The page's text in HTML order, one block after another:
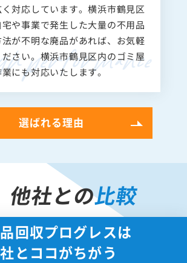
対応しています。横浜市鶴見区
や事業で発生した大量の不用品
が不明な廃品があれば、お気軽
さい。横浜市鶴見区内のゴミ屋
にも対応いたします。
選ばれる理由
他社との比較
回収プログレスは
とココがちがう